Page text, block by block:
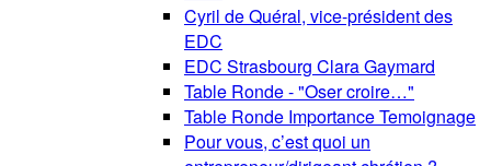
Cyril de Quéral, vice-président des
EDC
EDC Strasbourg Clara Gaymard
Table Ronde - "Oser croire…"
Table Ronde Importance Temoignage
Pour vous, c’est quoi un